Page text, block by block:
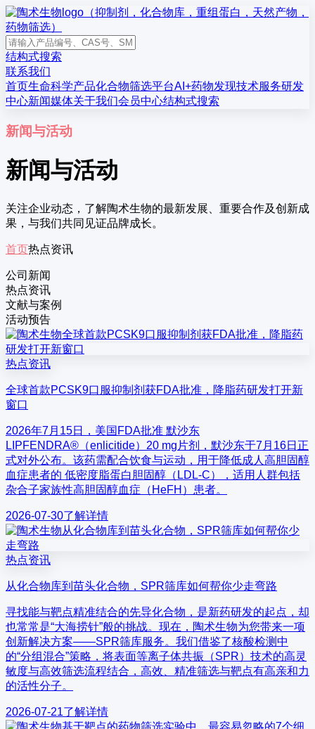
结构式搜索
联系我们
首页生命科学产品化合物筛选平台AI+药物发现技术服务研发
中心新闻媒体关于我们会员中心结构式搜索
新闻与活动
新闻与活动
关注企业动态，了解陶术生物的最新发展、重要合作及创新成
果，与我们共同见证品牌成长。
首页热点资讯
公司新闻
热点资讯
文献与案例
活动预告
热点资讯
全球首款PCSK9口服抑制剂获FDA批准，降脂药研发打开新
窗口
2026年7月15日，美国FDA批准 默沙东
LIPFENDRA®（enlicitide）20 mg片剂，默沙东于7月16日正
式对外公布。该药需配合饮食与运动，用于降低成人高胆固醇
血症患者的 低密度脂蛋白胆固醇（LDL-C），适用人群包括
杂合子家族性高胆固醇血症（HeFH）患者。
2026-07-30了解详情
热点资讯
从化合物库到苗头化合物，SPR筛库如何帮你少走弯路
寻找能与靶点精准结合的先导化合物，是新药研发的起点，却
也常常是“大海捞针”般的挑战。现在，陶术生物为您带来一项
创新解决方案——SPR筛库服务。我们借鉴了核酸检测中
的“分组混合”策略，将表面等离子体共振（SPR）技术的高灵
敏度与高效筛选流程结合，高效、精准筛选与靶点有高亲和力
的活性分子。
2026-07-21了解详情